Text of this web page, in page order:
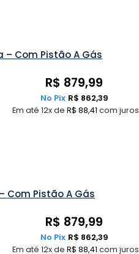
– Com Pistão A Gás
R$ 879,99
Em até 12x de R$ 88,41 com juros
No Pix R$ 862,39
Com Pistão A Gás
R$ 879,99
Em até 12x de R$ 88,41 com juros
No Pix R$ 862,39